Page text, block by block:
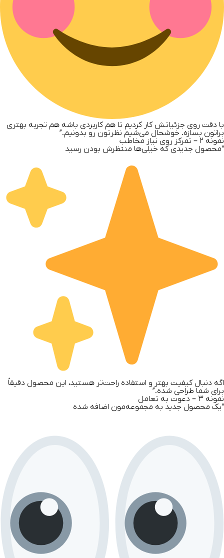
با دقت روی جزئیاتش کار کردیم تا هم کاربردی باشه هم تجربه بهتری
براتون بسازه. خوشحال می‌شیم نظرتون رو بدونیم.”
نمونه ۲ –
تمرکز روی نیاز مخاطب
“محصول جدیدی که خیلی‌ها منتظرش بودن رسید
اگه دنبال کیفیت بهتر و استفاده راحت‌تر هستید، این محصول دقیقاً
برای شما طراحی شده.”
نمونه ۳ –
دعوت به تعامل
“یک محصول جدید به مجموعه‌مون اضافه شده